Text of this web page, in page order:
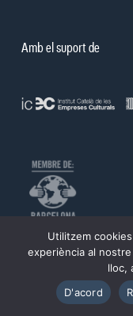
Amb el suport de
Política de privadesa
Utilitzem
experiència al
lloc,
D'acord